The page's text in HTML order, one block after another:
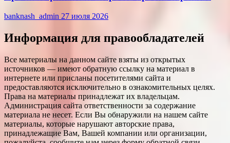
banknash_admin 27 июля 2026
Информация для правообладателей
Все материалы на данном сайте взяты из открытых
источников — имеют обратную ссылку на материал в
интернете или присланы посетителями сайта и
предоставляются исключительно в ознакомительных целях.
Права на материалы принадлежат их владельцам.
Администрация сайта ответственности за содержание
материала не несет. Если Вы обнаружили на нашем сайте
материалы, которые нарушают авторские права,
принадлежащие Вам, Вашей компании или организации,